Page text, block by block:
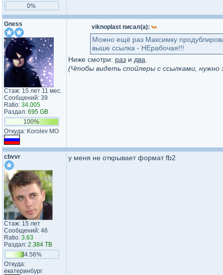
0%
Gness
Стаж: 15 лет 11 мес.
Сообщений: 39
Ratio: 34.005
Раздал: 695 GB
100%
Откуда: Korolev MO
viknoplast писал(а):
Можно ещё раз Максимку
выше ссылка - НЕрабочая!!!
Ниже смотри: раз и два
(Чтобы видеть спойлеры с ссылками, нужно
cbvvr
Стаж: 15 лет
Сообщений: 46
Ratio: 3.63
Раздал: 2.384 TB
34.56%
Откуда:
екатеринбург
у меня не открывает формат fb2